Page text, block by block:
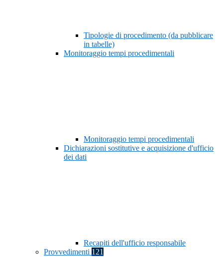
Tipologie di procedimento (da pubblicare
in tabelle)
Monitoraggio tempi procedimentali
Monitoraggio tempi procedimentali
Dichiarazioni sostitutive e acquisizione d'ufficio
dei dati
Recapiti dell'ufficio responsabile
Provvedimenti 121